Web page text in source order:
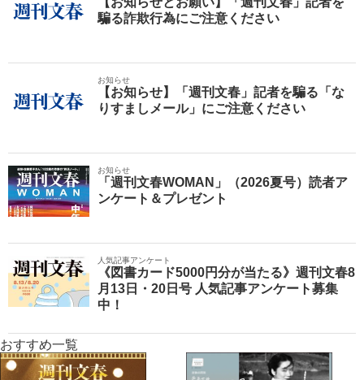
騙る詐欺行為にご注意ください
お知らせ
【お知らせ】「週刊文春」記者を騙る「な
りすましメール」にご注意ください
お知らせ
「週刊文春WOMAN」（2026夏号）読者ア
ンケート＆プレゼント
人気記事アンケート
《図書カード5000円分が当たる》週刊文春8
月13日・20日号 人気記事アンケート募集
中！
おすすめ一覧